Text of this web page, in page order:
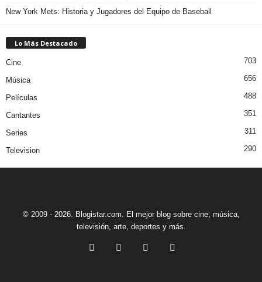
New York Mets: Historia y Jugadores del Equipo de Baseball
Lo Más Destacado
Cine 703
Música 656
Películas 488
Cantantes 351
Series 311
Television 290
© 2009 - 2026. Blogistar.com. El mejor blog sobre cine, música,
televisión, arte, deportes y más.